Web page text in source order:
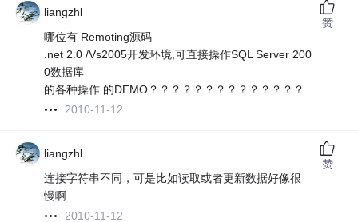
liangzhl
哪位有 Remoting源码
.net 2.0 /Vs2005开发环境,可直接操作SQL Server 200
0数据库
的各种操作 的DEMO？？？？？？？？？？？？？？
2010-11-12
赞
liangzhl
连接字符串不同，可是比如读取或者更新数据好像很
慢啊
2010-11-12
赞